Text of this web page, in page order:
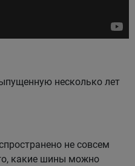
несколько лет
не совсем
какие шины можно